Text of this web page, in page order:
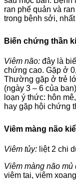
ran phế quản và
trong bệnh sởi,
Biến chứng thần
Viêm não: đây là
chứng cao. Gặp ở
Thường gặp ở trẻ
(ngày 3 – 6 của
loạn ý thức: hôn
hay gặp hội chứng
Viêm màng não
Viêm tủy: liệt 2 chi
Viêm màng não mủ
viêm tai, viêm